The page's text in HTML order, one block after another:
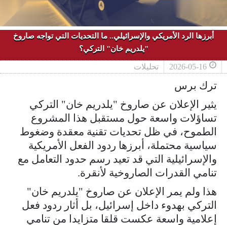
أبرزها الرد الأمريكي والإسرائيلي.. ما التحديات التي تواجه صاروخ
"يلدريم خان" التركي؟
2026-05-16 تحليلات
ترك برس
يثير الإعلان عن صاروخ "يلدريم خان" التركي
تساؤلات واسعة حول مستقبل هذا المشروع
الطموح، في ظل تحديات تقنية معقدة وضغوط
سياسية محتملة، أبرزها ردود الفعل الأمريكية
والإسرائيلية التي قد تعيد رسم حدود التعامل مع
تنامي القدرات الصاروخية لأنقرة.
هذا ولم يمر الإعلان عن صاروخ "يلدريم خان"
التركي بهدوء داخل إسرائيل، بل أثار ردود فعل
إعلامية واسعة عكست قلقا متزايدا من تنامي